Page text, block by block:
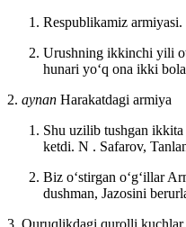
Respublikamiz armiyasi.
Urushning ikkinchi yili
hunari yoʻq ona ikki
2. aynan Harakatdagi armiya
Shu uzilib tushgan
ketdi. N . Safarov,
Biz oʻstirgan oʻgʻillar
dushman, Jazosini
3. Quruqlikdagi qurolli kuchlar.